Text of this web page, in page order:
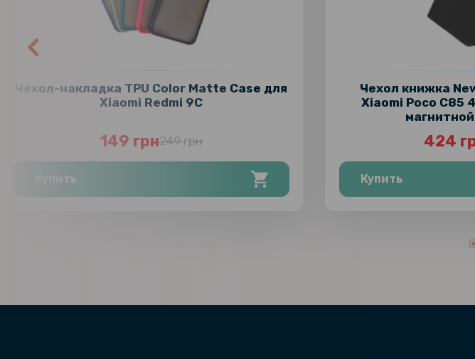
Чехол-накладка TPU Color Matte Case для
Xiaomi Redmi 9C
149 грн249 грн
Купить
Чехол книжка
Xiaomi Poco C85
424
Купить